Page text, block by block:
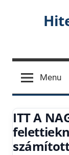
Menu
ITT A